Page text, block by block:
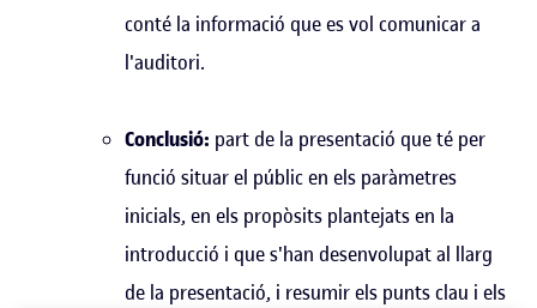
conté la informació que es vol comunicar a
l'auditori.
Conclusió: part de la presentació que té per
funció situar el públic en els paràmetres
inicials, en els propòsits plantejats en la
introducció i que s'han desenvolupat al llarg
de la presentació, i resumir els punts clau i els